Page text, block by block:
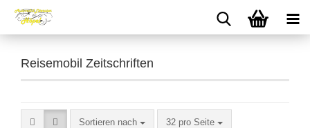
Reisemobil Zeitschriften
Sortieren nach
Sortieren nach 32 pro Seite
pro Seite